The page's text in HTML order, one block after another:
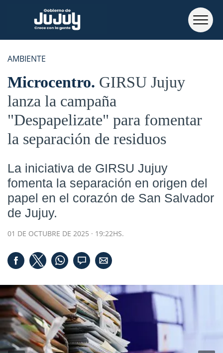
AMBIENTE
Microcentro GIRSU Jujuy
lanza la campaña
"Despapelizate" para fomentar
la separación de residuos
La iniciativa de GIRSU Jujuy
fomenta la separación en origen del
papel en el corazón de San Salvador
de Jujuy.
01 DE OCTUBRE DE 2025 · 19:22HS.